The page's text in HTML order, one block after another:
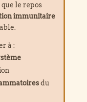
le repos
immunitaire
à :
du